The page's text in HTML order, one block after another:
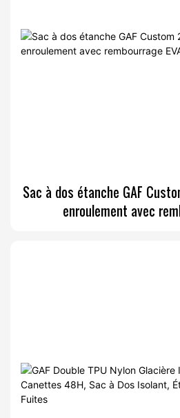
Sac à dos étanche GAF
enroulement avec